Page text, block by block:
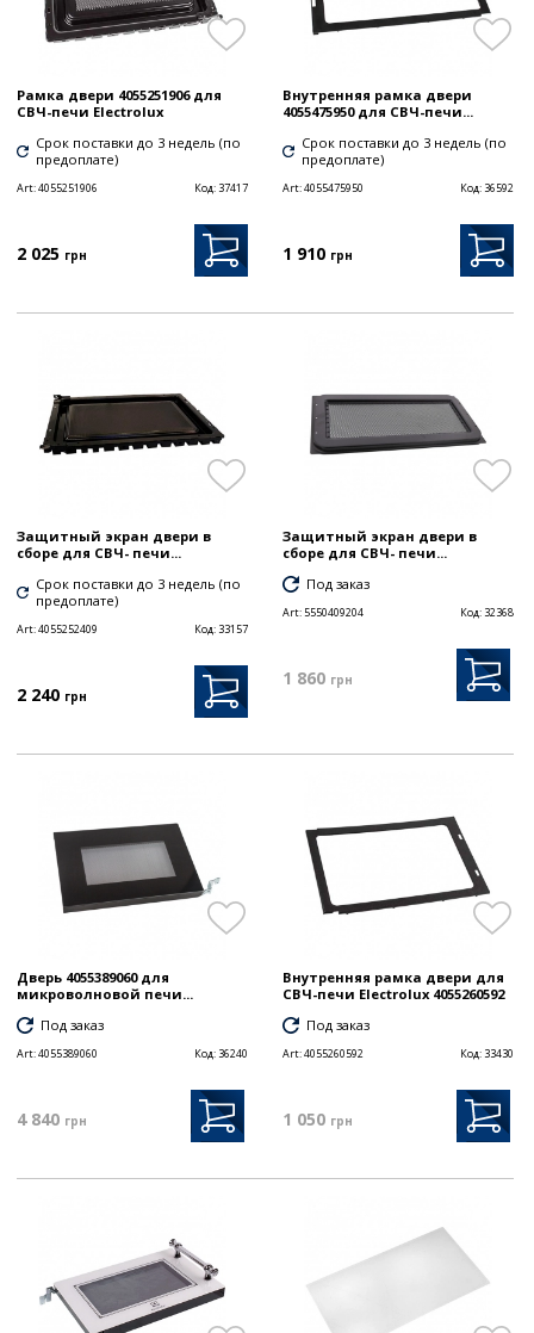
Рамка двери 4055251906 для
СВЧ-печи Electrolux
Срок поставки до 3 недель (по
предоплате)
Art:4055251906 Код: 37417
2 025 грн
Внутренняя рамка двери
4055475950 для СВЧ-печи...
Срок поставки до 3 недель (по
предоплате)
Art:4055475950 Код: 36592
1 910 грн
Защитный экран двери в
сборе для СВЧ- печи...
Срок поставки до 3 недель (по
предоплате)
Art:4055252409 Код: 33157
2 240 грн
Защитный экран двери в
сборе для СВЧ- печи...
Под заказ
Art:5550409204 Код: 32368
1 860 грн
Дверь 4055389060 для
микроволновой печи...
Под заказ
Art:4055389060 Код: 36240
4 840 грн
Внутренняя рамка двери для
СВЧ-печи Electrolux 4055260592
Под заказ
Art:4055260592 Код: 33430
1 050 грн